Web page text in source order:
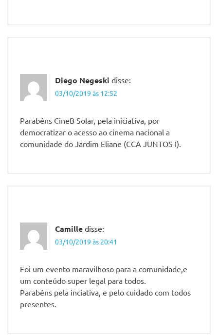
Diego Negeski disse:
03/10/2019 às 12:52
Parabéns CineB Solar, pela iniciativa, por
democratizar o acesso ao cinema nacional a
comunidade do Jardim Eliane (CCA JUNTOS I).
Camille disse:
03/10/2019 às 20:41
Foi um evento maravilhoso para a comunidade,e
um conteúdo super legal para todos.
Parabéns pela inciativa, e pelo cuidado com todos
presentes.